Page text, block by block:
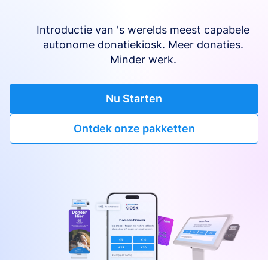
Introductie van 's werelds meest capabele
autonome donatiekiosk. Meer donaties.
Minder werk.
Nu Starten
Ontdek onze pakketten